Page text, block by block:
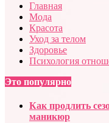
Главная
Мода
Красота
Уход за телом
Здоровье
Психология
Это популярно
Как продлить
маникюр